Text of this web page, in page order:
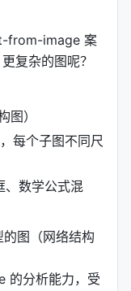
片比例、字
参数 3.
SPICE
Self-Distillation
from-image 案
复杂的图呢？
）
每个子图不同尺
、数学公式混
图（网络结构
分析能力，受